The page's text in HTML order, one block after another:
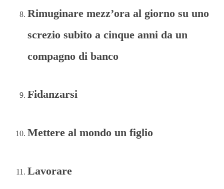
Rimuginare mezz’ora al giorno su uno
screzio subito a cinque anni da un
compagno di banco
Fidanzarsi
Mettere al mondo un figlio
Lavorare